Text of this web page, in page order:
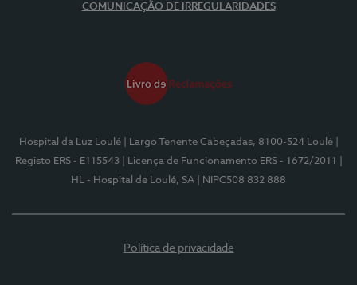
COMUNICAÇÃO DE IRREGULARIDADES
Hospital da Luz Loulé | Largo Tenente Cabeçadas, 8100-524 Loulé
Registo ERS - E115543
| Licença de Funcionamento ERS - 1672/2011
HL - Hospital de Loulé, SA
| NIPC508 832 888
Política de privacidade